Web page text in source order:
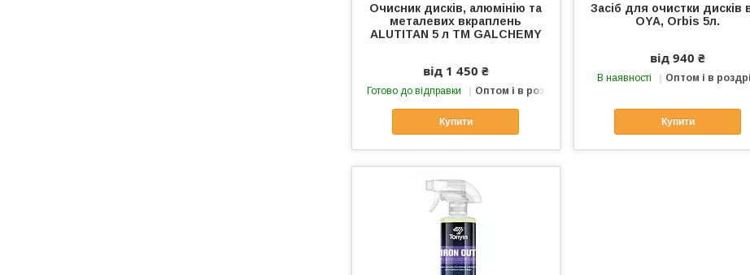
Очисник дисків, алюмінію та
металевих вкраплень
ALUTITAN 5 л ТМ GALCHEMY
від 1 450 ₴
Готово до відправки Оптом і в роздріб
Купити
Засіб для очистки дисків
OYA, Orbis 5л.
від 940 ₴
В наявності Оптом і в
Купити